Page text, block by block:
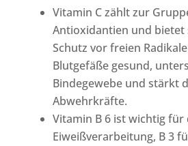
Vitamin C zählt zur
Antioxidantien und bietet
Schutz vor freien
Blutgefäße gesund,
Bindegewebe und stärkt
Abwehrkräfte.
Vitamin B 6 ist wichtig für
Eiweißverarbeitung, B 3